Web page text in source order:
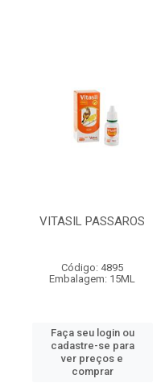
VITASIL PASSAROS
Código: 4895
Embalagem: 15ML
Faça seu login ou
cadastre-se para
ver preços e
comprar